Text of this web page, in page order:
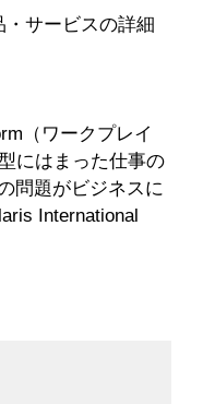
サービスの詳細
（ワークプレイ
にはまった仕事の
問題がビジネスに
International